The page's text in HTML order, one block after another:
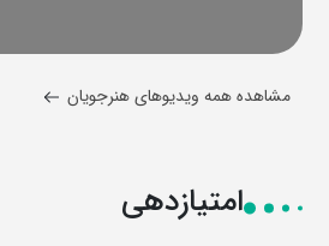
مشاهده همه ویدیوهای هنرجویان
امتیازدهی